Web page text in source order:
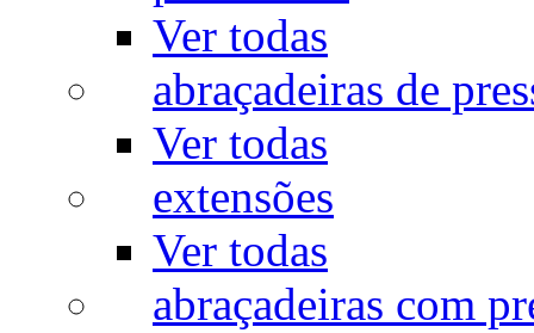
Ver todas
abraçadeiras de
Ver todas
extensões
Ver todas
abraçadeiras com